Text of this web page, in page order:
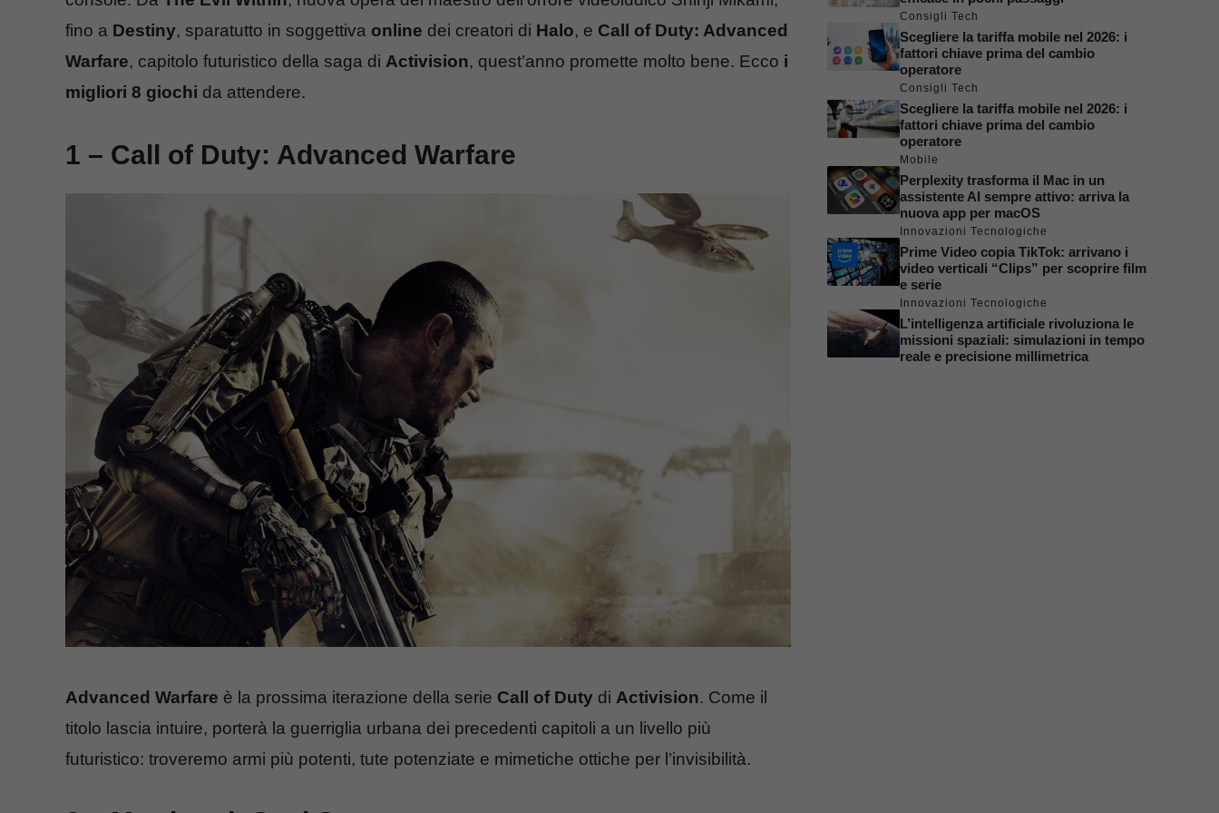
fino a Destiny, sparatutto in soggettiva online dei creatori di Halo, e Call of Duty: Advanced
Warfare, capitolo futuristico della saga di Activision, quest’anno promette molto bene. Ecco i
migliori 8 giochi da attendere.
1 – Call of Duty: Advanced Warfare
Advanced Warfare è la prossima iterazione della serie Call of Duty di Activision. Come il
titolo lascia intuire, porterà la guerriglia urbana dei precedenti capitoli a un livello più
futuristico: troveremo armi più potenti, tute potenziate e mimetiche ottiche per l’invisibilità.
Consigli Tech
Scegliere la tariffa mobile nel 2026: i
fattori chiave prima del cambio
operatore
Consigli Tech
Scegliere la tariffa mobile nel 2026: i
fattori chiave prima del cambio
operatore
Mobile
Perplexity trasforma il Mac in un
assistente AI sempre attivo: arriva la
nuova app per macOS
Innovazioni Tecnologiche
Prime Video copia TikTok: arrivano i
video verticali “Clips” per scoprire film
e serie
Innovazioni Tecnologiche
L’intelligenza artificiale rivoluziona le
missioni spaziali: simulazioni in tempo
reale e precisione millimetrica